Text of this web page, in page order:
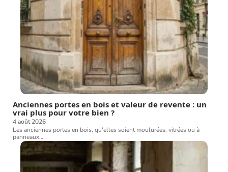
Anciennes portes en bois et valeur de revente : un
vrai plus pour votre bien ?
4 août 2026
Les anciennes portes en bois, qu'elles soient moulurées, vitrées ou à
panneaux…